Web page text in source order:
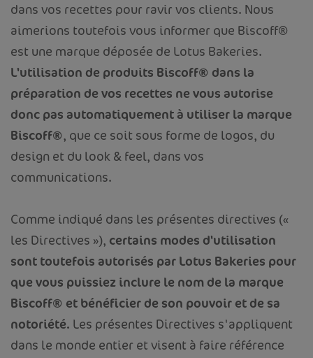
dans vos recettes pour ravir vos clients. Nous
aimerions toutefois vous informer que Biscoff®
est une marque déposée de Lotus Bakeries.
L'utilisation de produits Biscoff® dans la
préparation de vos recettes ne vous autorise
donc pas automatiquement à utiliser la marque
Biscoff®, que ce soit sous forme de logos, du
design et du look & feel, dans vos
communications.
Comme indiqué dans les présentes directives («
les Directives »), certains modes d'utilisation
sont toutefois autorisés par Lotus Bakeries pour
que vous puissiez inclure le nom de la marque
Biscoff® et bénéficier de son pouvoir et de sa
notoriété. Les présentes Directives s'appliquent
dans le monde entier et visent à faire référence